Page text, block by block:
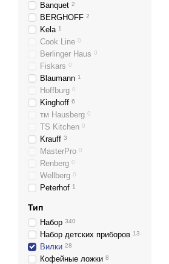
Banquet 2
BERGHOFF 2
Kela 1
Cook Line 0
Berlinger Haus 0
Fiskars 0
Blaumann 1
Hoffburg 0
Kinghoff 6
тм Hausberg 0
TS Kitchen 0
Krauff 3
MasterPro 0
Renberg 0
Wellberg 0
Peterhof 1
Тип
Набор 340
Набор детских приборов 13
Вилки 28
Кофейные ложки 8